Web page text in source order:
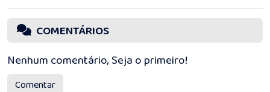
COMENTÁRIOS
Nenhum comentário, Seja o primeiro!
Comentar